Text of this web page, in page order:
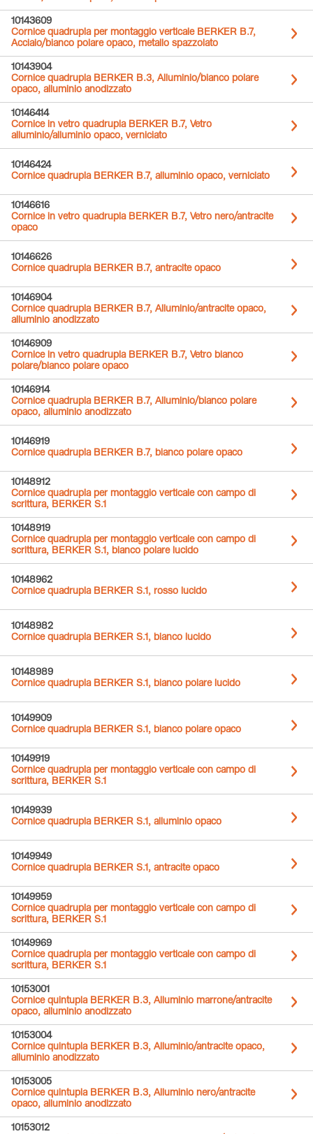
10143609
Cornice quadrupla per montaggio verticale BERKER B.7,
Acciaio/bianco polare opaco, metallo spazzolato
10143904
Cornice quadrupla BERKER B.3, Alluminio/bianco polare
opaco, alluminio anodizzato
10146414
Cornice in vetro quadrupla BERKER B.7, Vetro
alluminio/alluminio opaco, verniciato
10146424
Cornice quadrupla BERKER B.7, alluminio opaco, verniciato
10146616
Cornice in vetro quadrupla BERKER B.7, Vetro nero/antracite
opaco
10146626
Cornice quadrupla BERKER B.7, antracite opaco
10146904
Cornice quadrupla BERKER B.7, Alluminio/antracite opaco,
alluminio anodizzato
10146909
Cornice in vetro quadrupla BERKER B.7, Vetro bianco
polare/bianco polare opaco
10146914
Cornice quadrupla BERKER B.7, Alluminio/bianco polare
opaco, alluminio anodizzato
10146919
Cornice quadrupla BERKER B.7, bianco polare opaco
10148912
Cornice quadrupla per montaggio verticale con campo di
scrittura, BERKER S.1
10148919
Cornice quadrupla per montaggio verticale con campo di
scrittura, BERKER S.1, bianco polare lucido
10148962
Cornice quadrupla BERKER S.1, rosso lucido
10148982
Cornice quadrupla BERKER S.1, bianco lucido
10148989
Cornice quadrupla BERKER S.1, bianco polare lucido
10149909
Cornice quadrupla BERKER S.1, bianco polare opaco
10149919
Cornice quadrupla per montaggio verticale con campo di
scrittura, BERKER S.1
10149939
Cornice quadrupla BERKER S.1, alluminio opaco
10149949
Cornice quadrupla BERKER S.1, antracite opaco
10149959
Cornice quadrupla per montaggio verticale con campo di
scrittura, BERKER S.1
10149969
Cornice quadrupla per montaggio verticale con campo di
scrittura, BERKER S.1
10153001
Cornice quintupla BERKER B.3, Alluminio marrone/antracite
opaco, alluminio anodizzato
10153004
Cornice quintupla BERKER B.3, Alluminio/antracite opaco,
alluminio anodizzato
10153005
Cornice quintupla BERKER B.3, Alluminio nero/antracite
opaco, alluminio anodizzato
10153012